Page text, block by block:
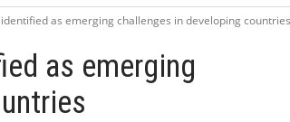
as emerging challenges in developing countries
as emerging